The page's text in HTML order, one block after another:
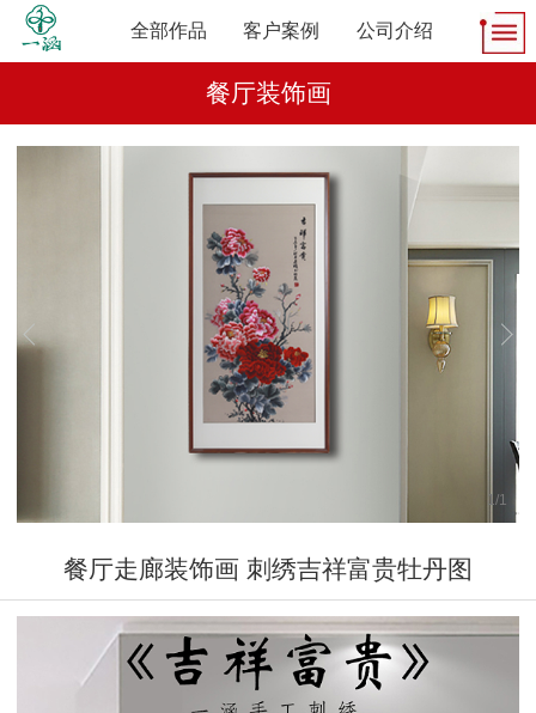
全部作品 客户案例 公司介绍
餐厅装饰画
1 /1
餐厅走廊装饰画 刺绣吉祥富贵牡丹图